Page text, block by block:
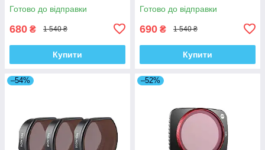
Готово до відправки
680 ₴ 1 540 ₴
Купити
Готово до відправки
690 ₴ 1 540 ₴
Купити
–54% –52%